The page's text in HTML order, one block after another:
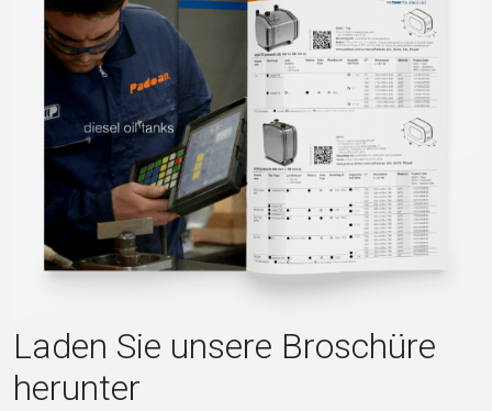
Laden Sie unsere Broschüre
herunter